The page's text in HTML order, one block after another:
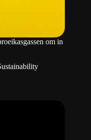
om in